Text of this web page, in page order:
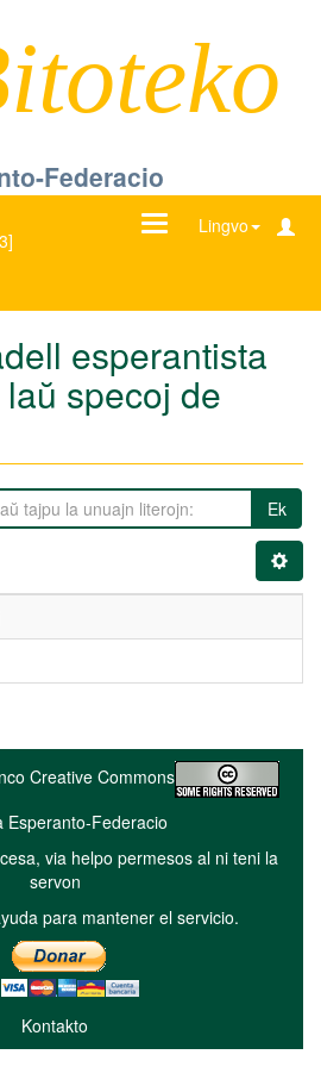
Federacio
Lingvo
Ŝanĝu
esperantista
specoj de
Ek
Creative Commons
Esperanto-Federacio
via helpo permesos al ni teni la
servon
para mantener el servicio.
Kontakto